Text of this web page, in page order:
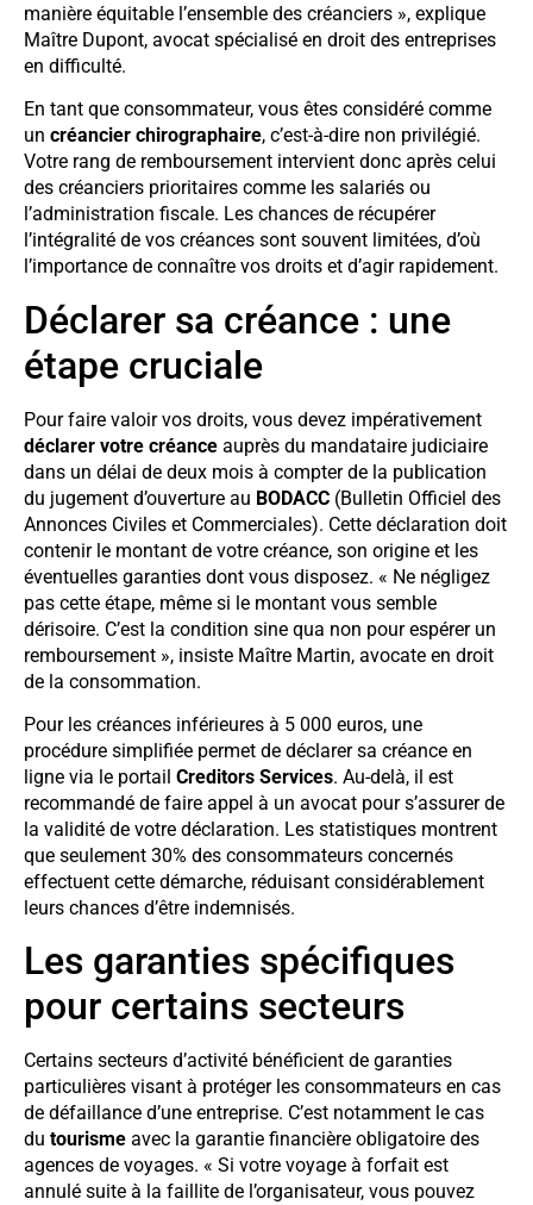
manière équitable l’ensemble des créanciers », explique
Maître Dupont, avocat spécialisé en droit des entreprises
en difficulté.
En tant que consommateur, vous êtes considéré comme
un créancier chirographaire, c’est-à-dire non privilégié.
Votre rang de remboursement intervient donc après celui
des créanciers prioritaires comme les salariés ou
l’administration fiscale. Les chances de récupérer
l’intégralité de vos créances sont souvent limitées, d’où
l’importance de connaître vos droits et d’agir rapidement.
Déclarer sa créance : une
étape cruciale
Pour faire valoir vos droits, vous devez impérativement
déclarer votre créance auprès du mandataire judiciaire
dans un délai de deux mois à compter de la publication
du jugement d’ouverture au BODACC (Bulletin Officiel des
Annonces Civiles et Commerciales). Cette déclaration doit
contenir le montant de votre créance, son origine et les
éventuelles garanties dont vous disposez. « Ne négligez
pas cette étape, même si le montant vous semble
dérisoire. C’est la condition sine qua non pour espérer un
remboursement », insiste Maître Martin, avocate en droit
de la consommation.
Pour les créances inférieures à 5 000 euros, une
procédure simplifiée permet de déclarer sa créance en
ligne via le portail Creditors Services. Au-delà, il est
recommandé de faire appel à un avocat pour s’assurer de
la validité de votre déclaration. Les statistiques montrent
que seulement 30% des consommateurs concernés
effectuent cette démarche, réduisant considérablement
leurs chances d’être indemnisés.
Les garanties spécifiques
pour certains secteurs
Certains secteurs d’activité bénéficient de garanties
particulières visant à protéger les consommateurs en cas
de défaillance d’une entreprise. C’est notamment le cas
du tourisme avec la garantie financière obligatoire des
agences de voyages. « Si votre voyage à forfait est
annulé suite à la faillite de l’organisateur, vous pouvez